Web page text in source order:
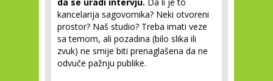
kancelarija sagovornika? Neki otvoreni
prostor? Naš studio? Treba imati veze
sa temom, ali pozadina (bilo slika ili
zvuk) ne smije biti prenaglašena da ne
odvuče pažnju publike.